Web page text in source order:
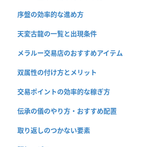
序盤の効率的な進め方
天変古龍の一覧と出現条件
メラルー交易店のおすすめアイテム
双属性の付け方とメリット
交易ポイントの効率的な稼ぎ方
伝承の儀のやり方・おすすめ配置
取り返しのつかない要素